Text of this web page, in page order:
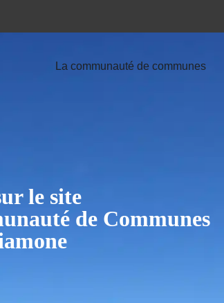
La communauté de communes
le site
de Communes